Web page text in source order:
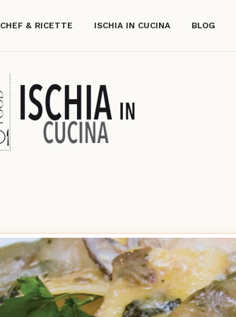
CHEF & RICETTE ISCHIA IN CUCINA BLOG